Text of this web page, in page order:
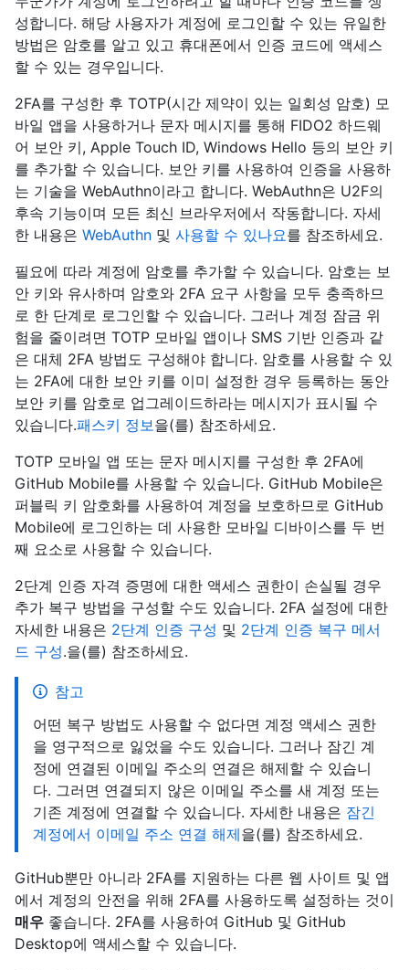
성합니다. 해당 사용자가 계정에 로그인할 수 있는 유일한
방법은 암호를 알고 있고 휴대폰에서 인증 코드에 액세스
할 수 있는 경우입니다.
2FA를 구성한 후 TOTP(시간 제약이 있는 일회성 암호) 모
바일 앱을 사용하거나 문자 메시지를 통해 FIDO2 하드웨
어 보안 키, Apple Touch ID, Windows Hello 등의 보안 키
를 추가할 수 있습니다. 보안 키를 사용하여 인증을 사용하
는 기술을 WebAuthn이라고 합니다. WebAuthn은 U2F의
후속 기능이며 모든 최신 브라우저에서 작동합니다. 자세
한 내용은 WebAuthn 및 사용할 수 있나요를 참조하세요.
필요에 따라 계정에 암호를 추가할 수 있습니다. 암호는 보
안 키와 유사하며 암호와 2FA 요구 사항을 모두 충족하므
로 한 단계로 로그인할 수 있습니다. 그러나 계정 잠금 위
험을 줄이려면 TOTP 모바일 앱이나 SMS 기반 인증과 같
은 대체 2FA 방법도 구성해야 합니다. 암호를 사용할 수 있
는 2FA에 대한 보안 키를 이미 설정한 경우 등록하는 동안
보안 키를 암호로 업그레이드하라는 메시지가 표시될 수
있습니다.패스키 정보을(를) 참조하세요.
TOTP 모바일 앱 또는 문자 메시지를 구성한 후 2FA에
GitHub Mobile를 사용할 수 있습니다. GitHub Mobile은
퍼블릭 키 암호화를 사용하여 계정을 보호하므로 GitHub
Mobile에 로그인하는 데 사용한 모바일 디바이스를 두 번
째 요소로 사용할 수 있습니다.
2단계 인증 자격 증명에 대한 액세스 권한이 손실될 경우
추가 복구 방법을 구성할 수도 있습니다. 2FA 설정에 대한
자세한 내용은 2단계 인증 구성 및 2단계 인증 복구 메서
드 구성.을(를) 참조하세요.
참고
어떤 복구 방법도 사용할 수 없다면 계정 액세스 권한
을 영구적으로 잃었을 수도 있습니다. 그러나 잠긴 계
정에 연결된 이메일 주소의 연결은 해제할 수 있습니
다. 그러면 연결되지 않은 이메일 주소를 새 계정 또는
기존 계정에 연결할 수 있습니다. 자세한 내용은 잠긴
계정에서 이메일 주소 연결 해제을(를) 참조하세요.
GitHub뿐만 아니라 2FA를 지원하는 다른 웹 사이트 및 앱
에서 계정의 안전을 위해 2FA를 사용하도록 설정하는 것이
매우 좋습니다. 2FA를 사용하여 GitHub 및 GitHub
Desktop에 액세스할 수 있습니다.